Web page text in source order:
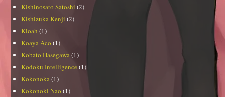
Kishinosato Satoshi (2)
Kishizuka Kenji (2)
Kloah (1)
Koaya Aco (1)
Kobato Hasegawa (1)
Kodoku Intelligence(1)
Kokonoka (1)
Kokonoki Nao (1)